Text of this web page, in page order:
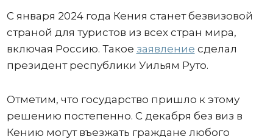
С января 2024 года Кения станет безвизовой
страной для туристов из всех стран мира,
включая Россию. Такое заявление сделал
президент республики Уильям Руто.
Отметим, что государство пришло к этому
решению постепенно. С декабря без виз в
Кению могут въезжать граждане любого